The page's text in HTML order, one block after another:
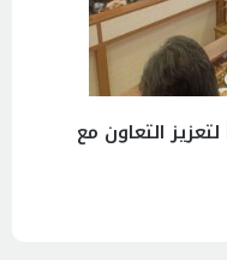
التعاون مع